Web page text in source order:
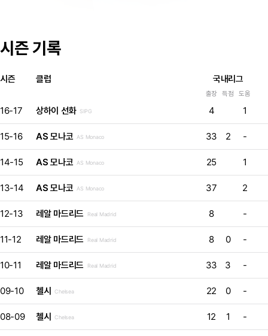
시즌 기록
시즌 클럽 국내리그
출장 득점 도움
16-17 상하이 선화 SIPG 4 1
15-16 AS 모나코 AS Monaco 33 2 -
14-15 AS 모나코 AS Monaco 25 1
13-14 AS 모나코 AS Monaco 37 2
12-13 레알 마드리드 Real Madrid 8 -
11-12 레알 마드리드 Real Madrid 8 0 -
10-11 레알 마드리드 Real Madrid 33 3 -
09-10 첼시 Chelsea 22 0 -
08-09 첼시 Chelsea 12 1 -